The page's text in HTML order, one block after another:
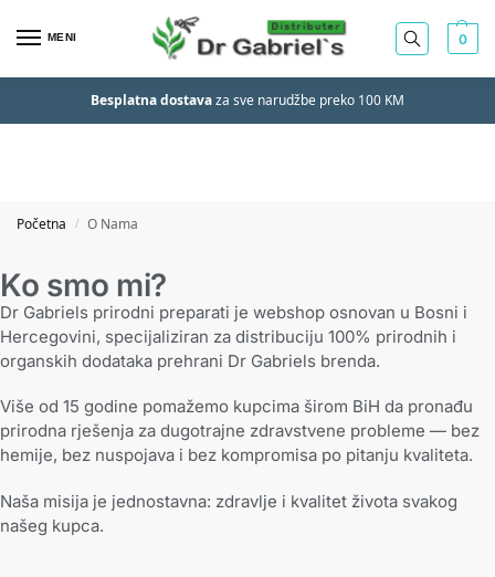
MENI 0
Besplatna dostavaza sve narudžbe preko 100 KM
Početna / O Nama
Ko smo mi?
Dr Gabriels prirodni preparati je webshop osnovan u Bosni i
Hercegovini, specijaliziran za distribuciju 100% prirodnih i
organskih dodataka prehrani Dr Gabriels brenda.
Više od 15 godine pomažemo kupcima širom BiH da pronađu
prirodna rješenja za dugotrajne zdravstvene probleme — bez
hemije, bez nuspojava i bez kompromisa po pitanju kvaliteta.
Naša misija je jednostavna: zdravlje i kvalitet života svakog
našeg kupca.